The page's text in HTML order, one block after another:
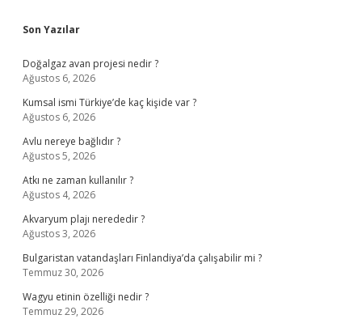
Sidebar
Son Yazılar
Doğalgaz avan projesi nedir ?
Ağustos 6, 2026
Kumsal ismi Türkiye’de kaç kişide var ?
Ağustos 6, 2026
Avlu nereye bağlıdır ?
Ağustos 5, 2026
Atkı ne zaman kullanılır ?
Ağustos 4, 2026
Akvaryum plajı nerededir ?
Ağustos 3, 2026
Bulgaristan vatandaşları Finlandiya’da çalışabilir mi ?
Temmuz 30, 2026
Wagyu etinin özelliği nedir ?
Temmuz 29, 2026